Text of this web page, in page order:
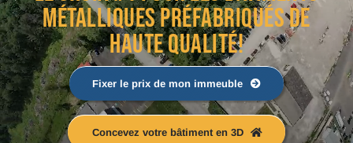
MÉTALLIQUES PRÉFABRIQUÉS DE
HAUTE QUALITÉ!
Fixer le prix de mon immeuble
Concevez votre bâtiment en 3D